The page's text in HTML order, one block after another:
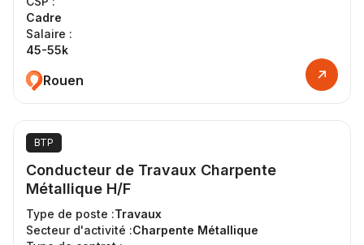
Cadre
Salaire :
45-55k
Rouen
BTP
Conducteur de Travaux Charpente
Métallique H/F
Type de poste :Travaux
Secteur d'activité :Charpente Métallique